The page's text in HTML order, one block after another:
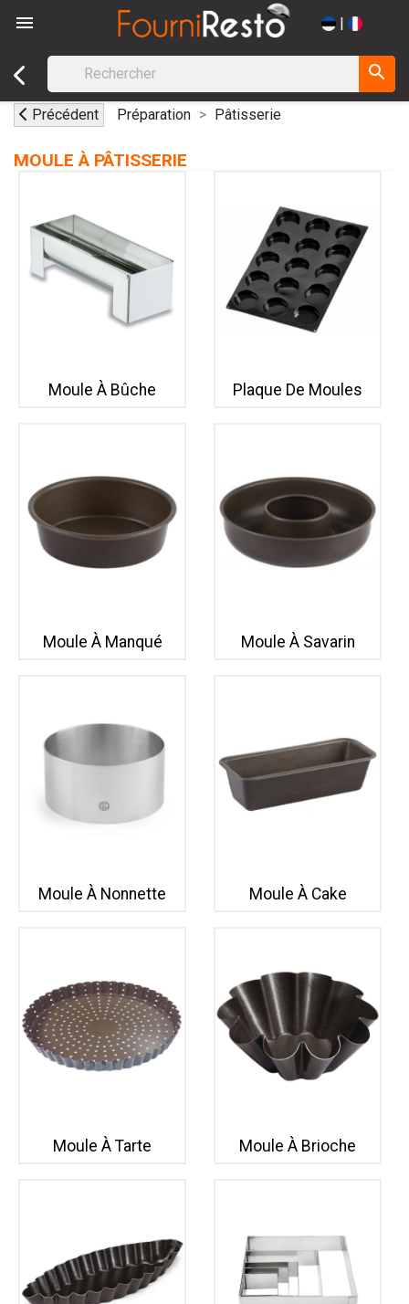
 |
search
Précédent Préparation Pâtisserie
MOULE À PÂTISSERIE
Moule À Bûche Plaque De Moules
Moule À Manqué Moule À Savarin
Moule À Nonnette Moule À Cake
Moule À Tarte Moule À Brioche